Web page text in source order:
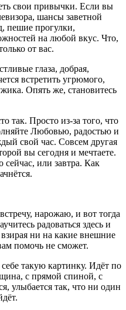
свои привычки. Если вы
шансы заветной
пешие прогулки,
на любой вкус. Что,
от вас.
глаза, добрая,
встретить угрюмого,
Опять же, становитесь
так. Просто из-за того, что
Любовью, радостью и
свой час. Совсем другая
вы сегодня и мечтаете.
сейчас, или завтра. Как
нарожаю, и вот тогда
радоваться здесь и
ни на какие внешние
помочь не сможет.
такую картинку. Идёт по
с прямой спиной, с
улыбается так, что ни один